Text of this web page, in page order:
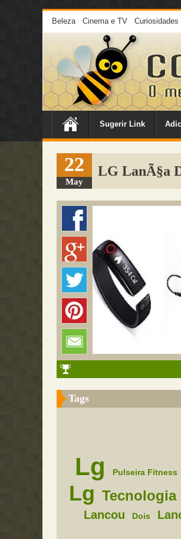
Beleza Cinema e TV Curiosidades
Sugerir Link
22
May
LG LanÃ§a
Tags
Lg Pulseira Fitness
Lg Tecnologia
Lancou Dois